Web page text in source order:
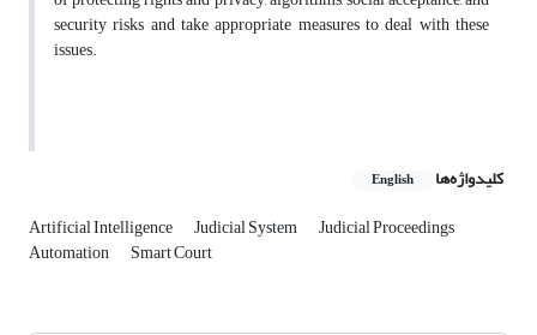
security risks and take appropriate measures to deal with these
issues.
کلیدواژه‌ها English
Artificial Intelligence Judicial System Judicial Proceedings
Automation Smart Court